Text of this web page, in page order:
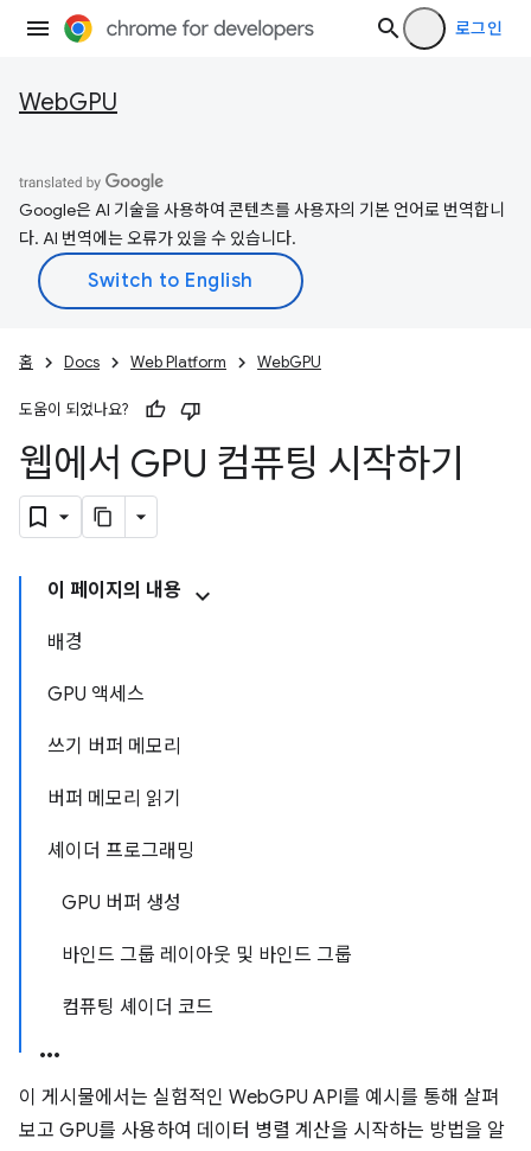
로그인
WebGPU
Google은 AI 기술을 사용하여 콘텐츠를 사용자의 기본 언어로 번역합니
다. AI 번역에는 오류가 있을 수 있습니다.
홈 Docs Web Platform WebGPU
도움이 되었나요?
웹에서 GPU 컴퓨팅 시작하기
이 페이지의 내용
배경
GPU 액세스
쓰기 버퍼 메모리
버퍼 메모리 읽기
셰이더 프로그래밍
GPU 버퍼 생성
바인드 그룹 레이아웃 및 바인드 그룹
컴퓨팅 셰이더 코드
이 게시물에서는 실험적인 WebGPU API를 예시를 통해 살펴
보고 GPU를 사용하여 데이터 병렬 계산을 시작하는 방법을 알